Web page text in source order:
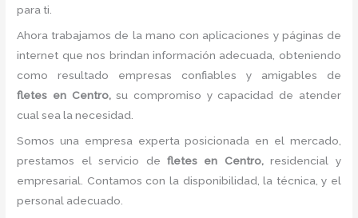
para ti.
Ahora trabajamos de la mano con aplicaciones y páginas de
internet que nos brindan información adecuada, obteniendo
como resultado empresas confiables y amigables de
fletes en Centro,su compromiso y capacidad de atender
cual sea la necesidad.
Somos una empresa experta posicionada en el mercado,
prestamos el servicio de fletes en Centro,residencial y
empresarial. Contamos con la disponibilidad, la técnica, y el
personal adecuado.